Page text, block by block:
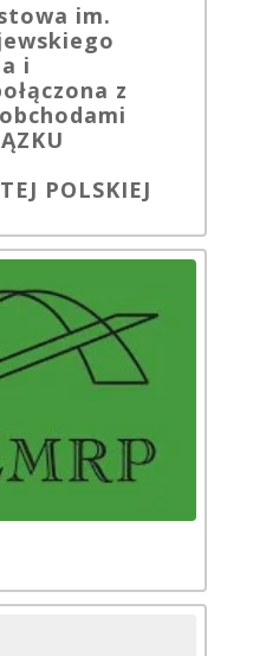
im.
i
z
POLSKIEJ